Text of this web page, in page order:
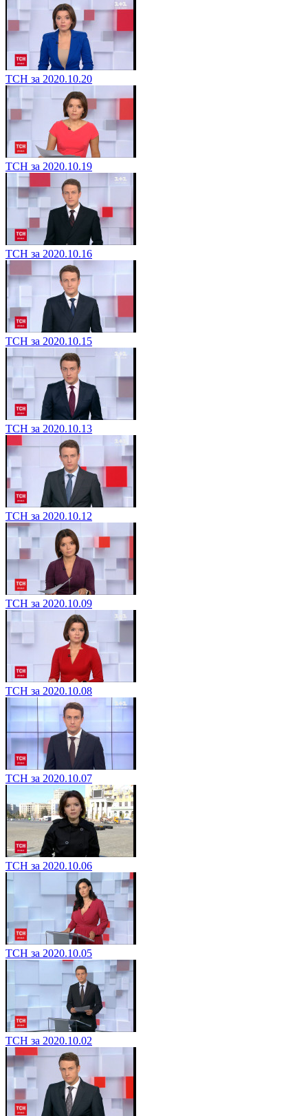
ТСН за 2020.10.20
ТСН за 2020.10.19
ТСН за 2020.10.16
ТСН за 2020.10.15
ТСН за 2020.10.13
ТСН за 2020.10.12
ТСН за 2020.10.09
ТСН за 2020.10.08
ТСН за 2020.10.07
ТСН за 2020.10.06
ТСН за 2020.10.05
ТСН за 2020.10.02